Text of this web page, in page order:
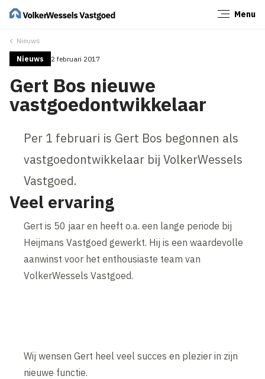
Menu
Nieuws
Nieuws 2 februari 2017
Gert Bos nieuwe
vastgoedontwikkelaar
Per 1 februari is Gert Bos begonnen als
vastgoedontwikkelaar bij VolkerWessels
Vastgoed.
Veel ervaring
Gert is 50 jaar en heeft o.a. een lange periode bij
Heijmans Vastgoed gewerkt. Hij is een waardevolle
aanwinst voor het enthousiaste team van
VolkerWessels Vastgoed.
Wij wensen Gert heel veel succes en plezier in zijn
nieuwe functie.
Sluiten